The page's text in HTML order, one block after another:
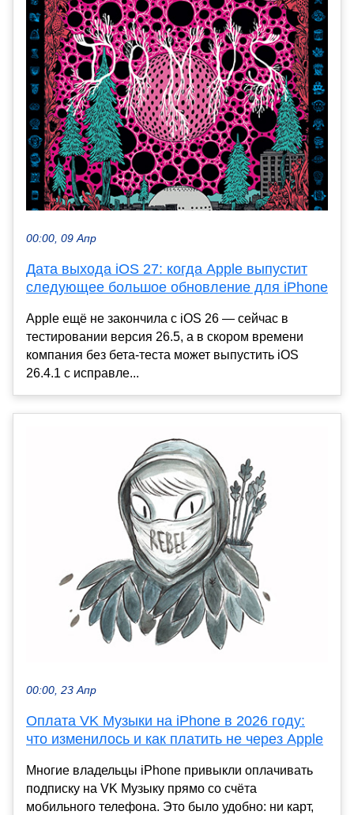
00:00, 09 Апр
Дата выхода iOS 27: когда Apple выпустит
следующее большое обновление для iPhone
Apple ещё не закончила с iOS 26 — сейчас в
тестировании версия 26.5, а в скором времени
компания без бета-теста может выпустить iOS
26.4.1 с исправле...
00:00, 23 Апр
Оплата VK Музыки на iPhone в 2026 году:
что изменилось и как платить не через Apple
Многие владельцы iPhone привыкли оплачивать
подписку на VK Музыку прямо со счёта
мобильного телефона. Это было удобно: ни карт,